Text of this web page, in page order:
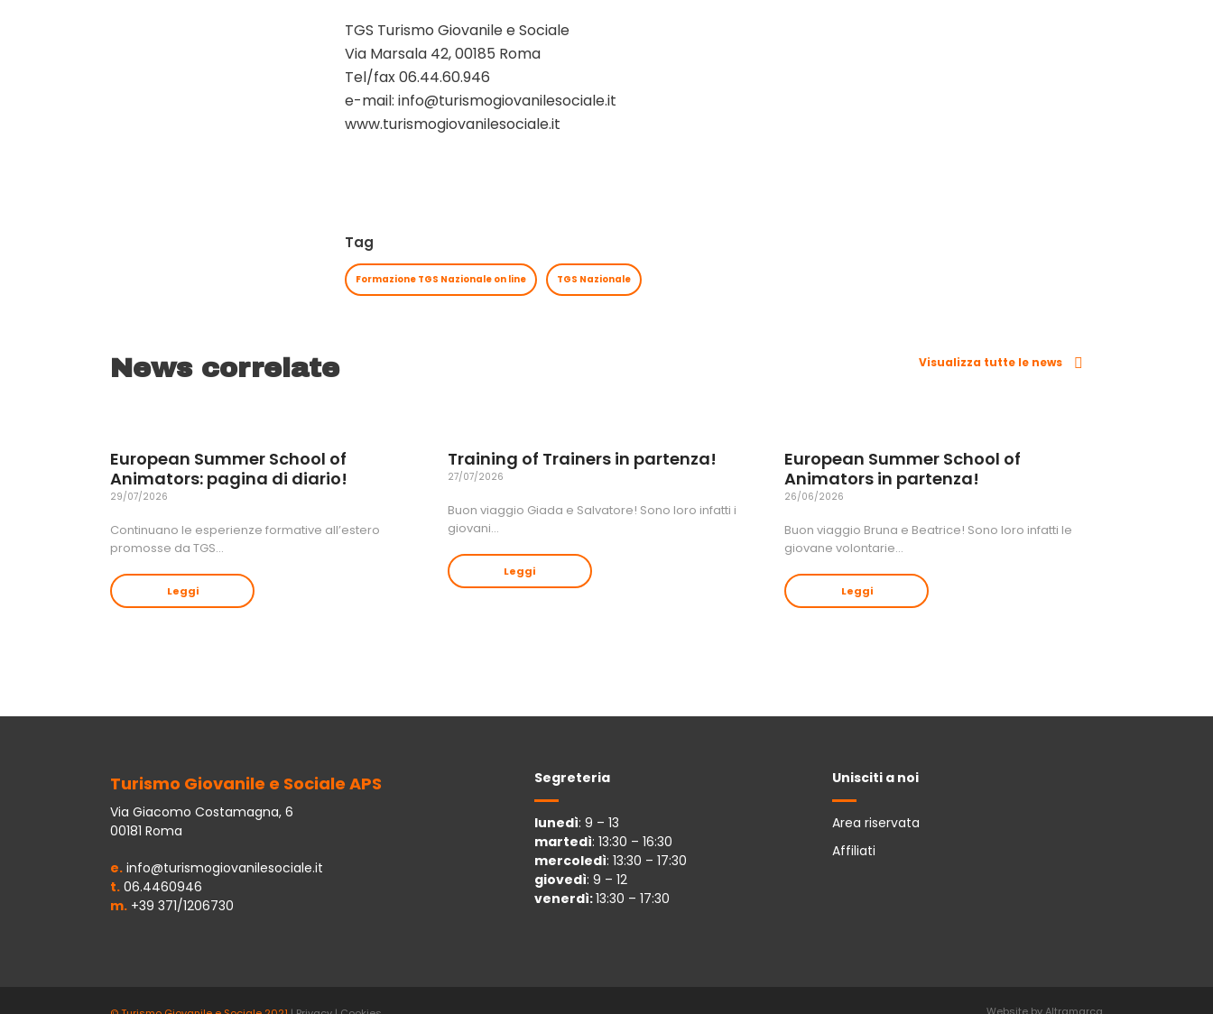
TGS Turismo Giovanile e Sociale
Via Marsala 42, 00185 Roma
Tel/fax 06.44.60.946
e-mail: info@turismogiovanilesociale.it
www.turismogiovanilesociale.it
Tag
Formazione TGS Nazionale on line TGS Nazionale
News correlate Visualizza tutte le news
European Summer School of
Animators: pagina di diario!
29/07/2026
Continuano le esperienze formative all’estero
promosse da TGS…
Leggi
Training of Trainers in partenza!
27/07/2026
Buon viaggio Giada e Salvatore! Sono loro infatti i
giovani…
Leggi
European Summer School of
Animators in partenza!
26/06/2026
Buon viaggio Bruna e Beatrice! Sono loro infatti le
giovane volontarie…
Leggi
Turismo Giovanile e Sociale APS
Via Giacomo Costamagna, 6
00181 Roma
e. info@turismogiovanilesociale.it
t. 06.4460946
m. +39 371/1206730
Segreteria
lunedì: 9 – 13
martedì: 13:30 – 16:30
mercoledì: 13:30 – 17:30
giovedì: 9 – 12
venerdì:13:30 – 17:30
Unisciti a noi
Area riservata
Affiliati